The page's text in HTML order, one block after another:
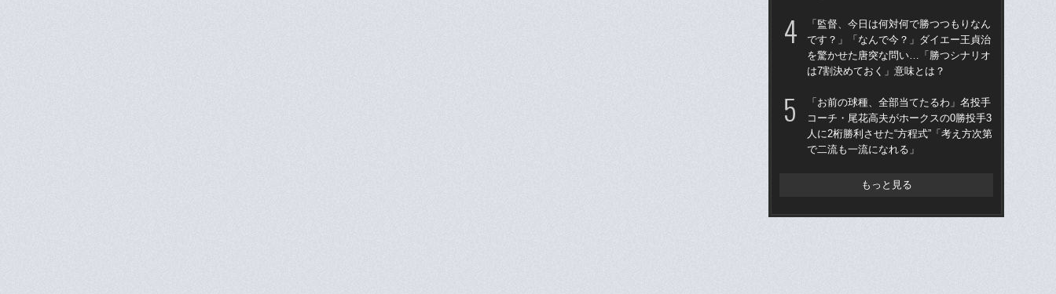
「監督、今日は何対何で勝つつもりなん
です？」「なんで今？」ダイエー王貞治
を驚かせた唐突な問い…「勝つシナリオ
は7割決めておく」意味とは？
「お前の球種、全部当てたるわ」名投手
コーチ・尾花高夫がホークスの0勝投手3
人に2桁勝利させた“方程式”「考え方次第
で二流も一流になれる」
もっと見る